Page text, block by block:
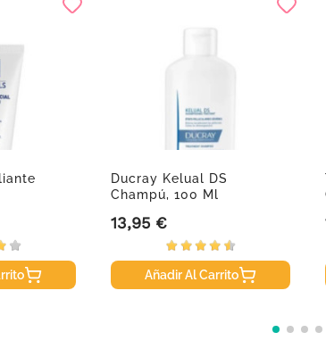
Ducray Kelual DS
Champú, 100 Ml
Precio
13,95 €
Añadir Al Carrito